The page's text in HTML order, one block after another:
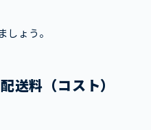
ょう。
送料（コスト）